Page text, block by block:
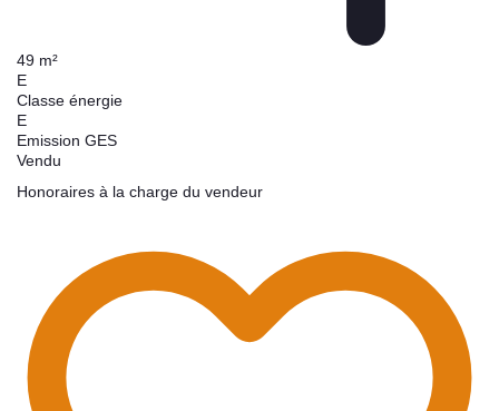
49 m²
E
Classe énergie
E
Emission GES
Vendu
Honoraires à la charge du vendeur